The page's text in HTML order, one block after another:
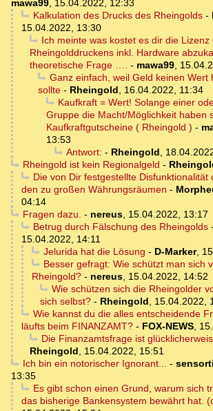
mawa99, 15.04.2022, 12:33
Kalkulation des Drucks des Rheingolds-
15.04.2022, 13:30
Ich meinte was kostet es dir die Lizenz
Rheingolddruckens inkl. Hardware
theoretische Frage …. - mawa99,
Ganz einfach, weil Geld keinen Wert
sollte - Rheingold, 16.04.2022, 11:34
Kaufkraft = Wert! Solange einer
Gruppe die Macht/Möglichkeit haben
Kaufkraftgutscheine ( Rheingold ) -
13:53
Antwort: - Rheingold,
Rheingold ist kein Regionalgeld -
Die von Dir festgestellte Disfunktionalität
den zu großen Währungsräumen -
04:14
Fragen dazu. - nereus, 15.04.2022, 13:17
Betrug durch Fälschung des Rheingolds-
15.04.2022, 14:11
Jelurida hat die Lösung - D-Marker,
Besser gefragt: Wie schützt man sich
Rheingold? - nereus, 15.04.2022, 14:52
Wie schützen sich die Rheingolder
sich selbst? - Rheingold, 15.04.2022,
Wie kannst du die alles entscheidende
läufts beim FINANZAMT? - FOX-NEWS,
Die Finanzamtsfrage ist
Rheingold, 15.04.2022, 15:51
Ich bin ein notorischer Ignorant... -
13:35
Es gibt schon einen Grund, warum sich
das bisherige Bankensystem bewährt hat.